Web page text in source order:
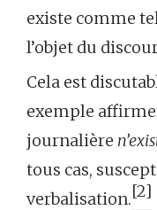
existe comme
l’objet du
Cela est
exemple
journalière
tous cas,
verbalisation.[2]